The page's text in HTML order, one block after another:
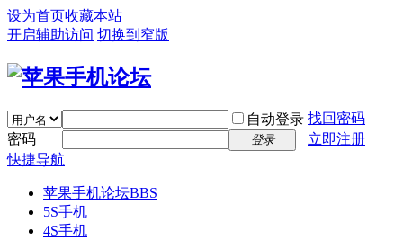
设为首页收藏本站
开启辅助访问 切换到窄版
自动登录 找回密码
密码
登录
立即注册
快捷导航
苹果手机论坛BBS
5S手机
4S手机